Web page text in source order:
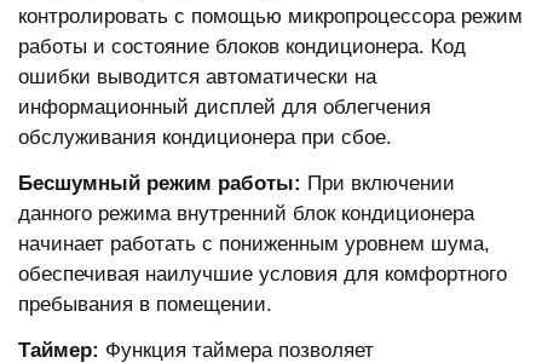
контролировать с помощью микропроцессора режим
работы и состояние блоков кондиционера. Код
ошибки выводится автоматически на
информационный дисплей для облегчения
обслуживания кондиционера при сбое.
Бесшумный режим работы: При включении
данного режима внутренний блок кондиционера
начинает работать с пониженным уровнем шума,
обеспечивая наилучшие условия для комфортного
пребывания в помещении.
Таймер: Функция таймера позволяет